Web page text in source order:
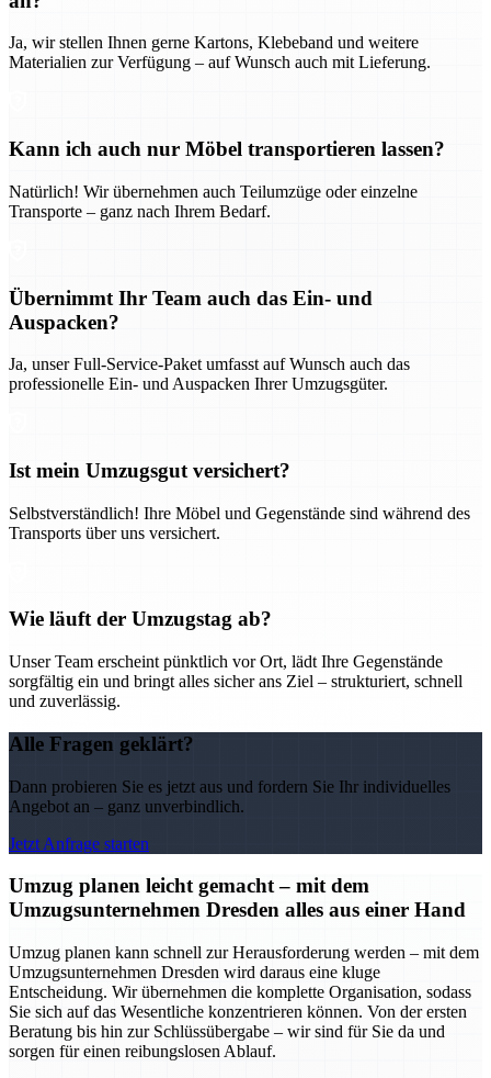
Ja, wir stellen Ihnen gerne Kartons, Klebeband und weitere
Materialien zur Verfügung – auf Wunsch auch mit Lieferung.
Kann ich auch nur Möbel transportieren lassen?
Natürlich! Wir übernehmen auch Teilumzüge oder einzelne
Transporte – ganz nach Ihrem Bedarf.
Übernimmt Ihr Team auch das Ein- und
Auspacken?
Ja, unser Full-Service-Paket umfasst auf Wunsch auch das
professionelle Ein- und Auspacken Ihrer Umzugsgüter.
Ist mein Umzugsgut versichert?
Selbstverständlich! Ihre Möbel und Gegenstände sind während des
Transports über uns versichert.
Wie läuft der Umzugstag ab?
Unser Team erscheint pünktlich vor Ort, lädt Ihre Gegenstände
sorgfältig ein und bringt alles sicher ans Ziel – strukturiert, schnell
und zuverlässig.
Alle Fragen geklärt?
Dann probieren Sie es jetzt aus und fordern Sie Ihr individuelles
Angebot an – ganz unverbindlich.
Jetzt Anfrage starten
Umzug planen leicht gemacht – mit dem
Umzugsunternehmen Dresden alles aus einer Hand
Umzug planen kann schnell zur Herausforderung werden – mit dem
Umzugsunternehmen Dresden wird daraus eine kluge
Entscheidung. Wir übernehmen die komplette Organisation, sodass
Sie sich auf das Wesentliche konzentrieren können. Von der ersten
Beratung bis hin zur Schlüssübergabe – wir sind für Sie da und
sorgen für einen reibungslosen Ablauf.